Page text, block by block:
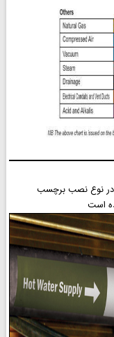
در نوع نصب برچسب
است